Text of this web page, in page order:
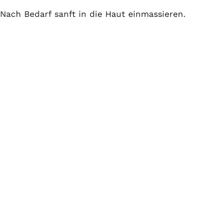
Bedarf sanft in die Haut einmassieren.